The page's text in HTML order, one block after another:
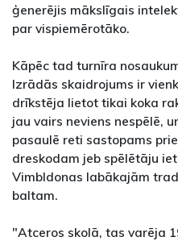
ģenerējis mākslīgais
par vispiemērotāko.
Kāpēc tad turnīra
Izrādās skaidrojums ir
drīkstēja lietot tikai koka
jau vairs neviens nespēlē,
pasaulē reti sastopams
dreskodam jeb spēlētāju
Vimbldonas labākajām
baltam.
"Atceros skolā, tas varēja